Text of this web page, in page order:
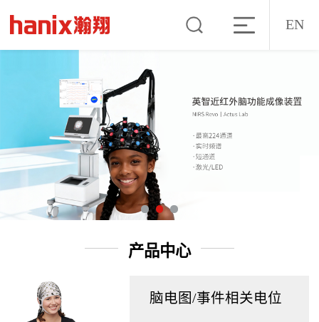
EN
产品中心
脑电图/事件相关电位